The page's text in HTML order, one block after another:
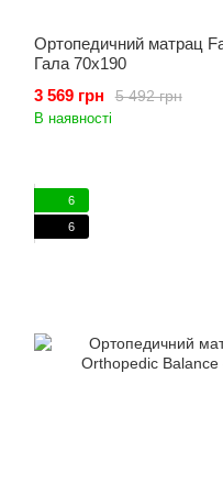
Ортопедичний матрац
Гала 70x190
5 492 грн
3 569 грн
В наявності
6
6